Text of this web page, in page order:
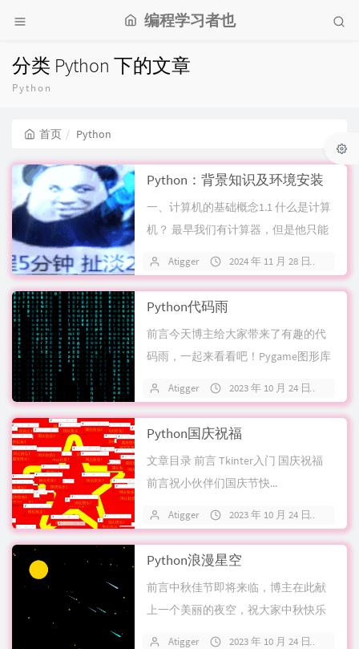
编程学习者也
分类 Python 下的文章
Python
首页 Python
Python：背景知识及环境安装
一、计算机的基础概念1.1 什么是计算
机？ 最早我们有计算器，但是他只能
Atigger 2024 年 11 月 28 日
Python代码雨
前言今天博主给大家带来了有趣的代
码雨，一起来看看吧！Pygame图形库
Atigger 2023 年 10 月 24 日
Python国庆祝福
文章目录 前言 Tkinter入门 国庆祝福
前言祝小伙伴们国庆节快...
Atigger 2023 年 10 月 24 日
Python浪漫星空
前言中秋佳节即将来临，博主在此献
上一个美丽的夜空，祝大家中秋快乐
Atigger 2023 年 10 月 24 日